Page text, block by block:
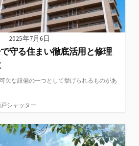
2025年7月6日
守る住まい徹底活用と修理
欠な設備の一つとして挙げられるものがあ
シャッター